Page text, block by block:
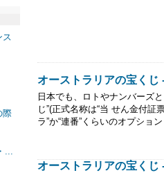
ス
際
...
オーストラリアの宝くじ
日本でも、ロトやナンバーズ
じ”(正式名称は“当 せん金付証
ラ”か“連番”くらいのオプショ
オーストラリアの宝くじ